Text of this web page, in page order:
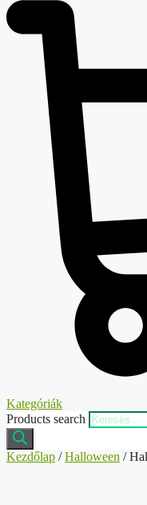
Kategóriák
Products search
Kezdőlap /Halloween /